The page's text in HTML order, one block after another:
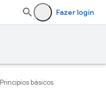
Fazer login
Princípios básicos